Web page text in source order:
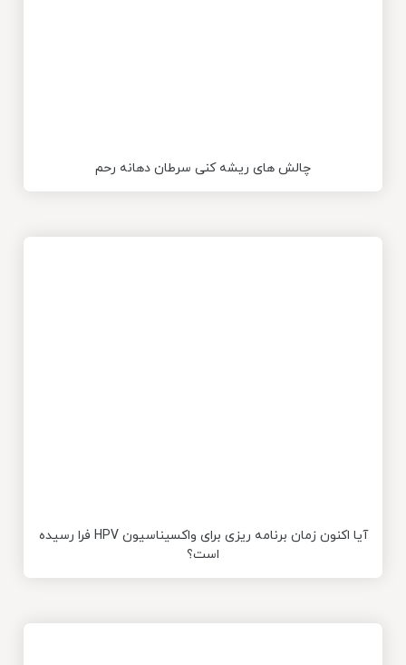
چالش های ریشه کنی سرطان دهانه رحم
آیا اکنون زمان برنامه ریزی برای واکسیناسیون HPV فرا رسیده
است؟